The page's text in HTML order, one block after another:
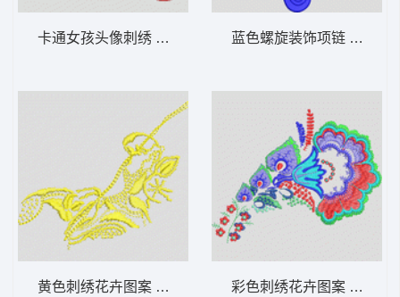
卡通女孩头像刺绣 眼镜女
黄色刺绣花卉图案 简单小花
蓝色螺旋装饰项链 褶状包
彩色刺绣花卉图案 经典花